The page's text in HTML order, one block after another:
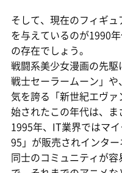
そして、現在のフィギ
を与えているのが1990
の存在でしょう。
戦闘系美少女漫画の先
戦士セーラームーン」
気を誇る「新世紀エヴ
始されたこの年代は、ま
1995年、IT業界ではマ
95」が販売されインタ
同士のコミュニティが